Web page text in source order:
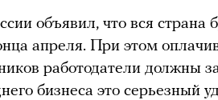
объявил, что вся страна
апреля. При этом
работодатели должны
бизнеса это серьезный